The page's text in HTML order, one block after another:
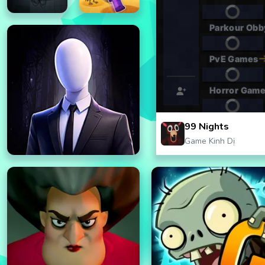
99 Nights
Game Kinh Dị